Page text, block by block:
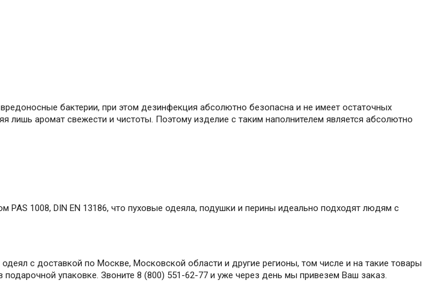
бактерии, при этом дезинфекция абсолютно безопасна и не имеет остаточных
лишь аромат свежести и чистоты. Поэтому изделие с таким наполнителем является абсолютно
PAS 1008, DIN EN 13186, что пуховые одеяла, подушки и перины идеально подходят людям с
с доставкой по Москве, Московской области и другие регионы, том числе и на такие товары
упаковке. Звоните 8 (800) 551-62-77 и уже через день мы привезем Ваш заказ.